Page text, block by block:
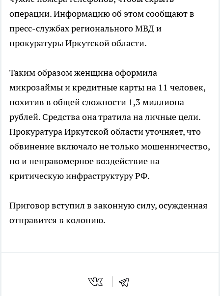
операции. Информацию об этом сообщают в
пресс-службах регионального МВД и
прокуратуры Иркутской области.
Таким образом женщина оформила
микрозаймы и кредитные карты на 11 человек,
похитив в общей сложности 1,3 миллиона
рублей. Средства она тратила на личные цели.
Прокуратура Иркутской области уточняет, что
обвинение включало не только мошенничество,
но и неправомерное воздействие на
критическую инфраструктуру РФ.
Приговор вступил в законную силу, осужденная
отправится в колонию.